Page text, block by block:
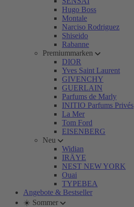
Hugo Boss
Montale
Narciso Rodriguez
Shiseido
Rabanne
Premiummarken
DIOR
Yves Saint Laurent
GIVENCHY
GUERLAIN
Parfums de Marly
INITIO Parfums Privés
La Mer
Tom Ford
EISENBERG
Neu
Widian
IRÄYE
NEST NEW YORK
Ouai
TYPEBEA
Angebote & Bestseller
☀️ Sommer